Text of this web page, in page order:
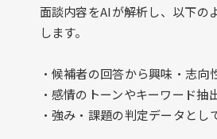
面談内容をAIが解析し、以下の
します。
・候補者の回答から興味・志向
・感情のトーンやキーワード抽
・強み・課題の判定データとし